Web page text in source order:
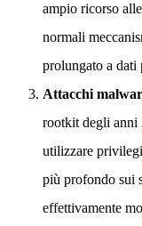
ampio ricorso
normali
prolungato a dati
Attacchi
rootkit degli anni
utilizzare
più profondo sui
effettivamente